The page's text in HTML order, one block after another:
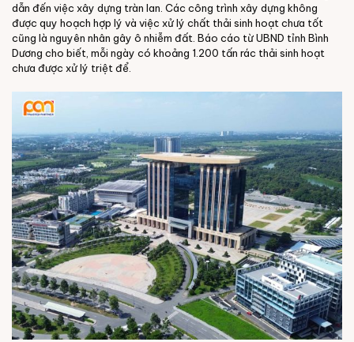
dẫn đến việc xây dựng tràn lan. Các công trình xây dựng không
được quy hoạch hợp lý và việc xử lý chất thải sinh hoạt chưa tốt
cũng là nguyên nhân gây ô nhiễm đất. Báo cáo từ UBND tỉnh Bình
Dương cho biết, mỗi ngày có khoảng 1.200 tấn rác thải sinh hoạt
chưa được xử lý triệt để.